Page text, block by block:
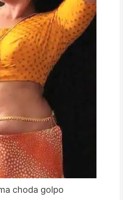
ma choda golpo